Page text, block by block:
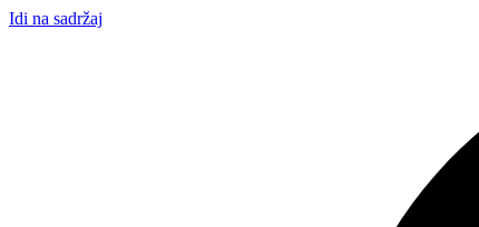
Idi na sadržaj